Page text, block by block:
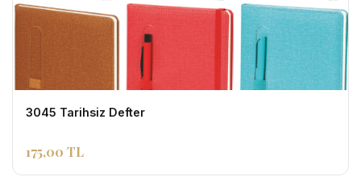
3045 Tarihsiz Defter
175,00 TL